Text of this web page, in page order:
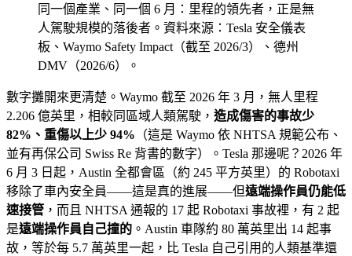
同一個產業、同一個 6 月：里程的領先者，正是無
人駕駛規模的落後者。資料來源：Tesla 安全儀表
板、Waymo Safety Impact（截至 2026/3）、德州
DMV（2026/6）。
數字攤開來更清楚。Waymo 截至 2026 年 3 月，無人里程
2.206 億英里，相較同區域人類駕駛， 造成傷害的事故少
82%、重傷以上少 94% （這是 Waymo 依 NHTSA 規範公布、
並有再保公司 Swiss Re 背書的數字）。Tesla 那邊呢？2026 年
6 月 3 日起，Austin 全都會區（約 245 平方英里）的 Robotaxi
移除了車內安全員——這是真的進展——但遠端操作員仍能低
速接管 ，而且 NHTSA 通報的 17 起 Robotaxi 事故裡，有 2 起
是遠端操作員自己撞的 。Austin 車隊約 80 萬英里出 14 起事
故，等於每 5.7 萬英里一起，比 Tesla 自己引用的人類基準還